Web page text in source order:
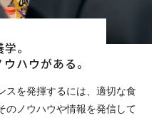
。
ハウがある。
スを発揮するには、適切な食
のノウハウや情報を発信して